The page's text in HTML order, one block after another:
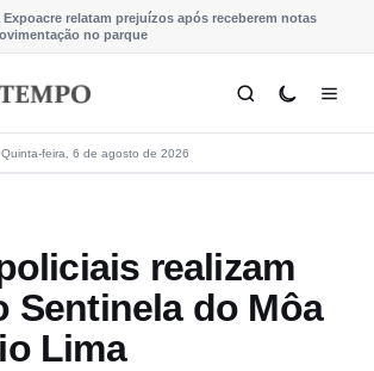
relatam prejuízos após receberem notas
no parque
Quinta-feira, 6 de agosto de 2026
realizam
Sentinela do Môa
Lima